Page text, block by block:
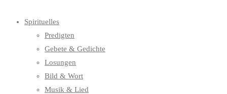
Spirituelles
Predigten
Gebete & Gedichte
Losungen
Bild & Wort
Musik & Lied